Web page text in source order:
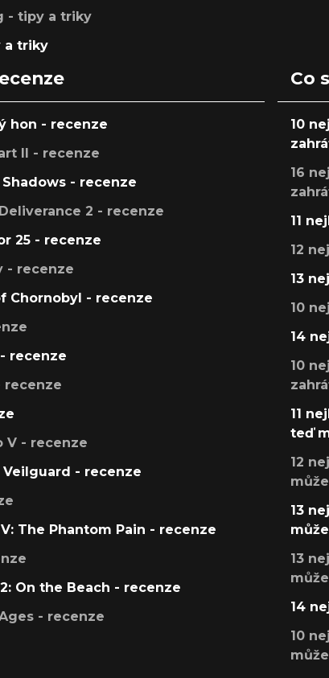
- tipy a triky
a triky
hon - recenze
II - recenze
- recenze
2 - recenze
25 - recenze
- recenze
Chornobyl - recenze
recenze
recenze
V - recenze
Veilguard - recenze
The Phantom Pain - recenze
On the Beach - recenze
- recenze
Co
10
16
11
12
13
10
14
10
11
teď
12
13
13
14
10